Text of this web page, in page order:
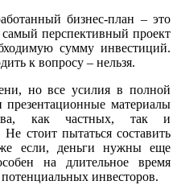
бизнес-план – это
перспективный проект
сумму инвестиций.
к вопросу – нельзя.
но все усилия в полной
материалы
как частных, так и
стоит пытаться составить
если, деньги нужны еще
на длительное время
инвесторов.